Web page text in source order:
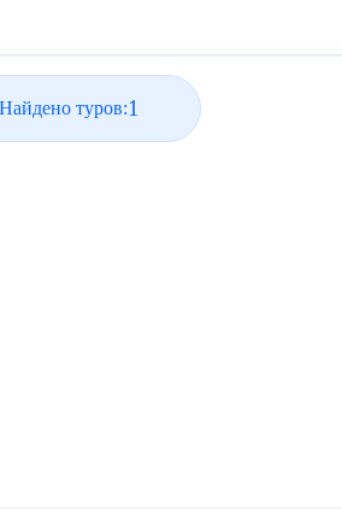
Найдено туров:1